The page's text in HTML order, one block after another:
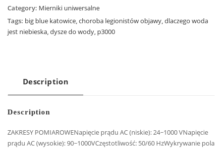
Category: Mierniki uniwersalne
Tags: big blue katowice,choroba legionistów objawy,dlaczego woda
jest niebieska,dysze do wody, p3000
Description
Description
ZAKRESY POMIAROWENapięcie prądu AC (niskie): 24~1000 VNapięcie
prądu AC (wysokie): 90~1000VCzęstotliwość: 50/60 HzWykrywanie pola